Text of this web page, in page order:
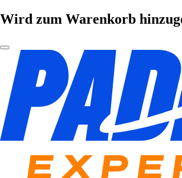
Wird zum Warenkorb